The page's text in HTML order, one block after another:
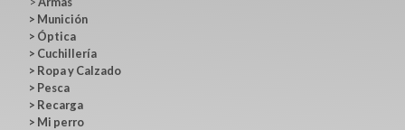
> Munición
> Óptica
> Cuchillería
> Ropa y Calzado
> Pesca
> Recarga
> Mi perro